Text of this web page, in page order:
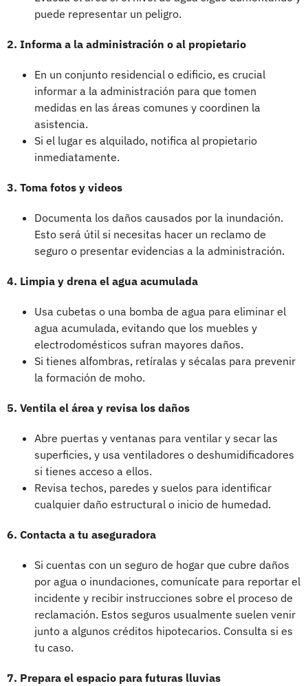
puede representar un peligro.
2. Informa a la administración o al propietario
En un conjunto residencial o edificio, es crucial
informar a la administración para que tomen
medidas en las áreas comunes y coordinen la
asistencia.
Si el lugar es alquilado, notifica al propietario
inmediatamente.
3. Toma fotos y videos
Documenta los daños causados por la inundación.
Esto será útil si necesitas hacer un reclamo de
seguro o presentar evidencias a la administración.
4. Limpia y drena el agua acumulada
Usa cubetas o una bomba de agua para eliminar el
agua acumulada, evitando que los muebles y
electrodomésticos sufran mayores daños.
Si tienes alfombras, retíralas y sécalas para prevenir
la formación de moho.
5. Ventila el área y revisa los daños
Abre puertas y ventanas para ventilar y secar las
superficies, y usa ventiladores o deshumidificadores
si tienes acceso a ellos.
Revisa techos, paredes y suelos para identificar
cualquier daño estructural o inicio de humedad.
6. Contacta a tu aseguradora
Si cuentas con un seguro de hogar que cubre daños
por agua o inundaciones, comunícate para reportar el
incidente y recibir instrucciones sobre el proceso de
reclamación. Estos seguros usualmente suelen venir
junto a algunos créditos hipotecarios. Consulta si es
tu caso.
7. Prepara el espacio para futuras lluvias